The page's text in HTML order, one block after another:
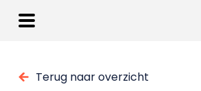
Terug naar overzicht